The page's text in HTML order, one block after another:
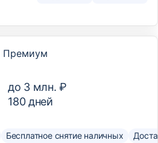
Премиум
до 3 млн. ₽
180дней
Бесплатное снятие наличных